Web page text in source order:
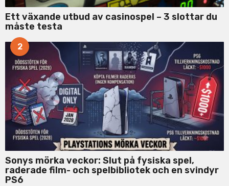
Ett växande utbud av casinospel – 3 slottar du
måste testa
2
Sonys mörka veckor: Slut på fysiska spel,
raderade film- och spelbibliotek och en svindyr
PS6